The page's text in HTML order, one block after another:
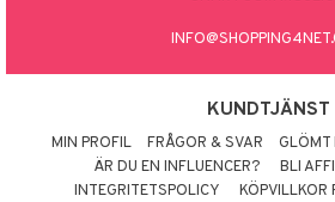
KUNDTJÄNST
MIN PROFIL FRÅGOR & SVAR GLÖMT
ÄR DU EN INFLUENCER?
BLI
INTEGRITETSPOLICY
KÖPVILLKOR